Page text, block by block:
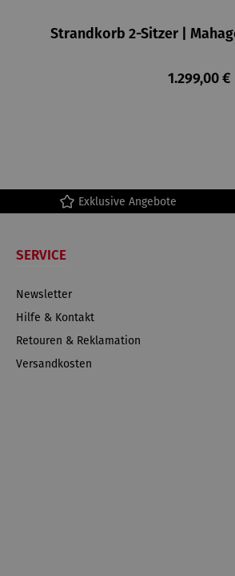
Regulärer
1.299,00 €
Exklusive Angebote
SERVICE
Newsletter
Hilfe & Kontakt
Retouren & Reklamation
Versandkosten